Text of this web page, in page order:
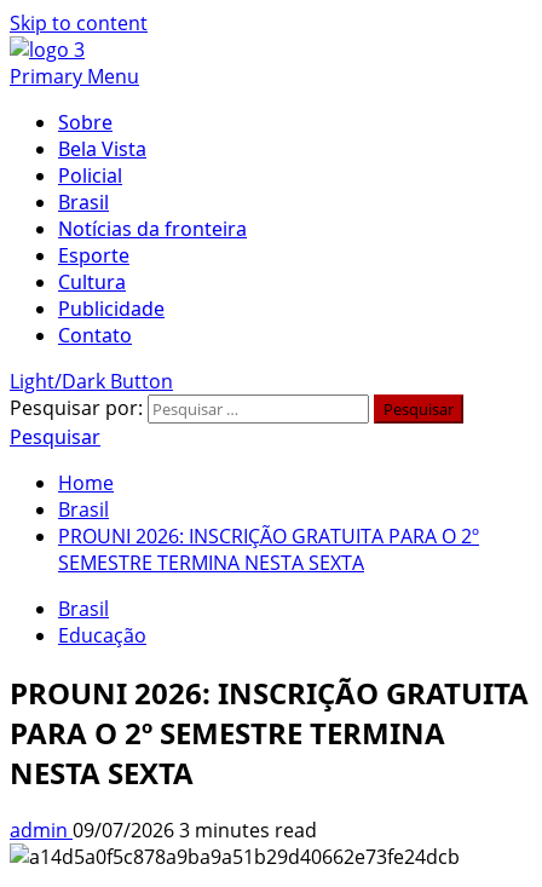
Skip to content
Primary Menu
Sobre
Bela Vista
Policial
Brasil
Notícias da fronteira
Esporte
Cultura
Publicidade
Contato
Light/Dark Button
Pesquisar por:
Pesquisar
Home
Brasil
PROUNI 2026: INSCRIÇÃO GRATUITA PARA O 2º
SEMESTRE TERMINA NESTA SEXTA
Brasil
Educação
PROUNI 2026: INSCRIÇÃO GRATUITA
PARA O 2º SEMESTRE TERMINA
NESTA SEXTA
admin 09/07/20263 minutes read